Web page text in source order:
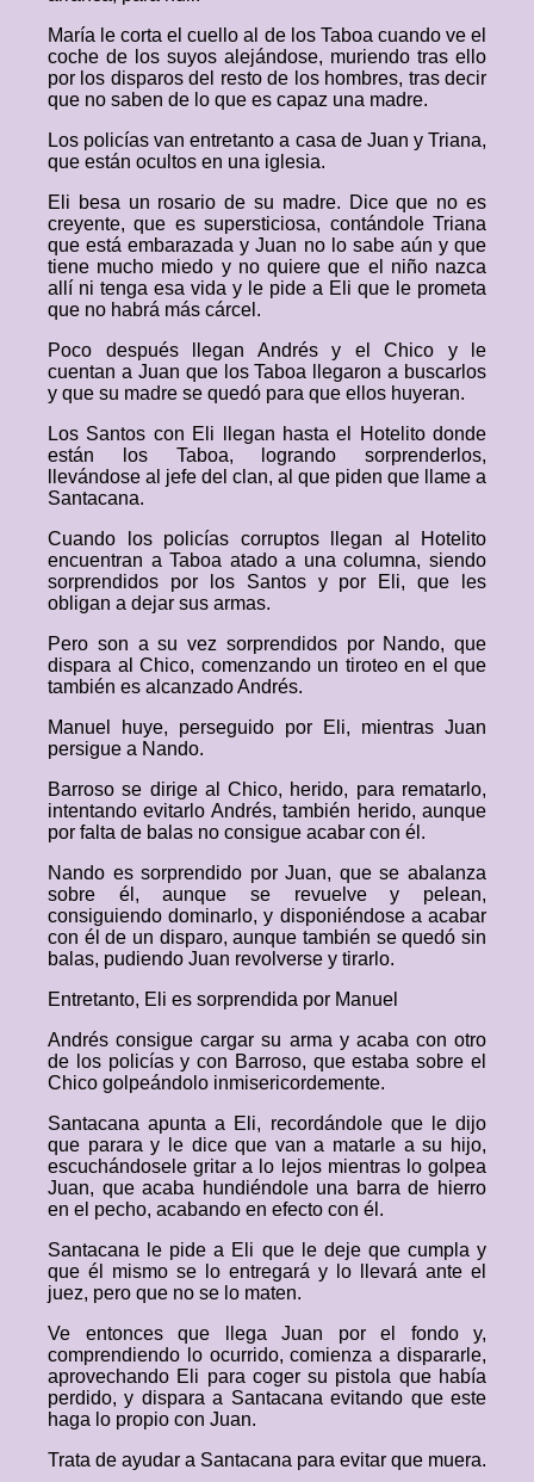
María le corta el cuello al de los Taboa cuando ve el
coche de los suyos alejándose, muriendo tras ello
por los disparos del resto de los hombres, tras decir
que no saben de lo que es capaz una madre.
Los policías van entretanto a casa de Juan y Triana,
que están ocultos en una iglesia.
Eli besa un rosario de su madre. Dice que no es
creyente, que es supersticiosa, contándole Triana
que está embarazada y Juan no lo sabe aún y que
tiene mucho miedo y no quiere que el niño nazca
allí ni tenga esa vida y le pide a Eli que le prometa
que no habrá más cárcel.
Poco después llegan Andrés y el Chico y le
cuentan a Juan que los Taboa llegaron a buscarlos
y que su madre se quedó para que ellos huyeran.
Los Santos con Eli llegan hasta el Hotelito donde
están los Taboa, logrando sorprenderlos,
llevándose al jefe del clan, al que piden que llame a
Santacana.
Cuando los policías corruptos llegan al Hotelito
encuentran a Taboa atado a una columna, siendo
sorprendidos por los Santos y por Eli, que les
obligan a dejar sus armas.
Pero son a su vez sorprendidos por Nando, que
dispara al Chico, comenzando un tiroteo en el que
también es alcanzado Andrés.
Manuel huye, perseguido por Eli, mientras Juan
persigue a Nando.
Barroso se dirige al Chico, herido, para rematarlo,
intentando evitarlo Andrés, también herido, aunque
por falta de balas no consigue acabar con él.
Nando es sorprendido por Juan, que se abalanza
sobre él, aunque se revuelve y pelean,
consiguiendo dominarlo, y disponiéndose a acabar
con él de un disparo, aunque también se quedó sin
balas, pudiendo Juan revolverse y tirarlo.
Entretanto, Eli es sorprendida por Manuel
Andrés consigue cargar su arma y acaba con otro
de los policías y con Barroso, que estaba sobre el
Chico golpeándolo inmisericordemente.
Santacana apunta a Eli, recordándole que le dijo
que parara y le dice que van a matarle a su hijo,
escuchándosele gritar a lo lejos mientras lo golpea
Juan, que acaba hundiéndole una barra de hierro
en el pecho, acabando en efecto con él.
Santacana le pide a Eli que le deje que cumpla y
que él mismo se lo entregará y lo llevará ante el
juez, pero que no se lo maten.
Ve entonces que llega Juan por el fondo y,
comprendiendo lo ocurrido, comienza a dispararle,
aprovechando Eli para coger su pistola que había
perdido, y dispara a Santacana evitando que este
haga lo propio con Juan.
Trata de ayudar a Santacana para evitar que muera.